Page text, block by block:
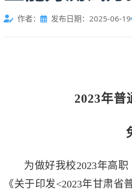
作者： 发布日期：2025-06-19
2023年普
为做好我校2023年高
《关于印发<2023年甘肃省